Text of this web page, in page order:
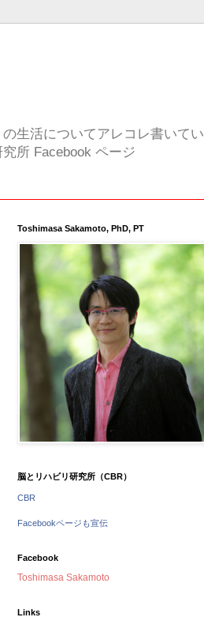
生活についてアレコレ書いてい
所 Facebook ページ
Toshimasa Sakamoto, PhD, PT
脳とリハビリ研究所（CBR）
CBR
Facebookページも宣伝
Facebook
Toshimasa Sakamoto
Links